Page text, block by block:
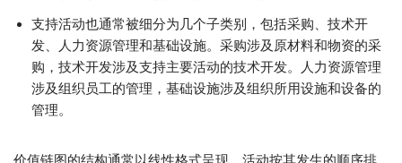
支持活动也通常被细分为几个子类别，包括采购、技术开
发、人力资源管理和基础设施。采购涉及原材料和物资的采
购，技术开发涉及支持主要活动的技术开发。人力资源管理
涉及组织员工的管理，基础设施涉及组织所用设施和设备的
管理。